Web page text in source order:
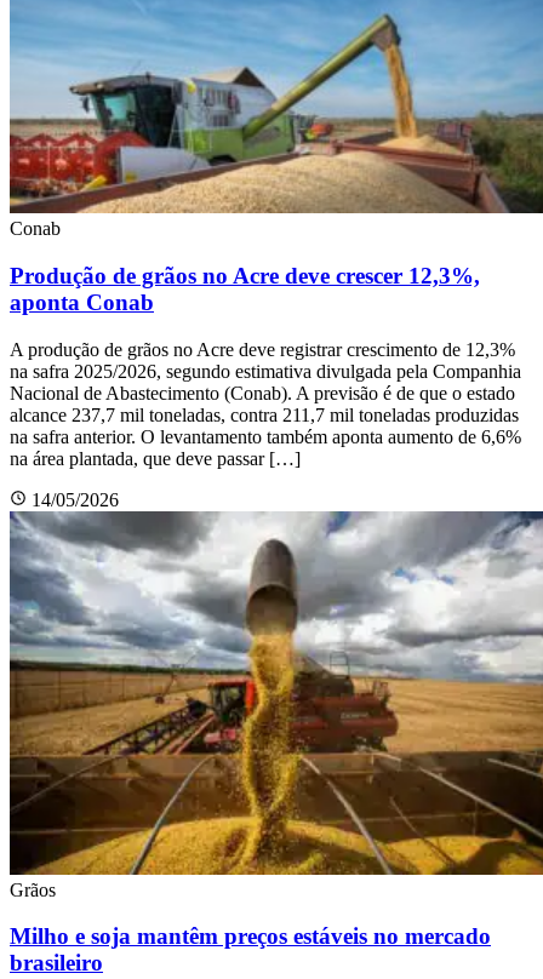
Conab
Produção de grãos no Acre deve crescer 12,3%,
aponta Conab
A produção de grãos no Acre deve registrar crescimento de 12,3%
na safra 2025/2026, segundo estimativa divulgada pela Companhia
Nacional de Abastecimento (Conab). A previsão é de que o estado
alcance 237,7 mil toneladas, contra 211,7 mil toneladas produzidas
na safra anterior. O levantamento também aponta aumento de 6,6%
na área plantada, que deve passar […]
14/05/2026
Grãos
Milho e soja mantêm preços estáveis no mercado
brasileiro